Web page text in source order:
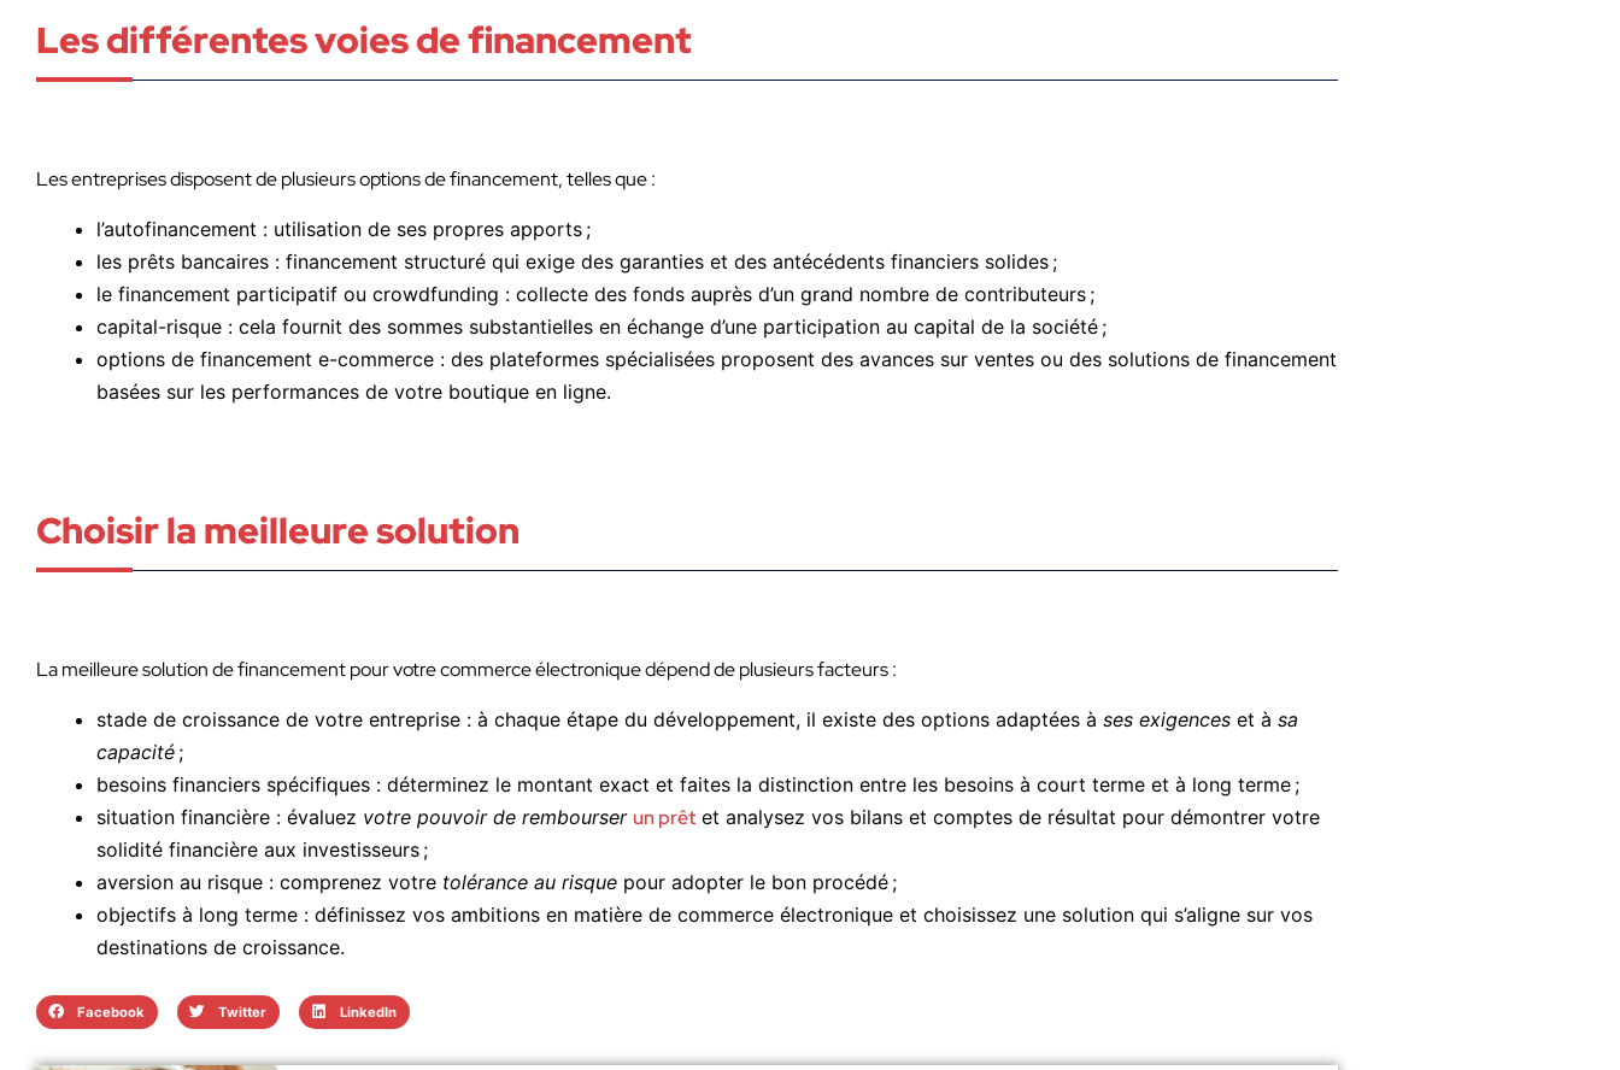
Les différentes voies de financement
Les entreprises disposent de plusieurs options de financement, telles que :
l’autofinancement : utilisation de ses propres apports ;
les prêts bancaires : financement structuré qui exige des garanties et des antécédents financiers solides ;
le financement participatif ou crowdfunding : collecte des fonds auprès d’un grand nombre de contributeurs ;
capital-risque : cela fournit des sommes substantielles en échange d’une participation au capital de la société ;
options de financement e-commerce : des plateformes spécialisées proposent des avances sur ventes ou des solutions de financement
basées sur les performances de votre boutique en ligne.
Choisir la meilleure solution
La meilleure solution de financement pour votre commerce électronique dépend de plusieurs facteurs :
stade de croissance de votre entreprise : à chaque étape du développement, il existe des options adaptées à ses exigences et à sa
capacité ;
besoins financiers spécifiques : déterminez le montant exact et faites la distinction entre les besoins à court terme et à long terme ;
situation financière : évaluez votre pouvoir de rembourser un prêt et analysez vos bilans et comptes de résultat pour démontrer votre
solidité financière aux investisseurs ;
aversion au risque : comprenez votre tolérance au risque pour adopter le bon procédé ;
objectifs à long terme : définissez vos ambitions en matière de commerce électronique et choisissez une solution qui s’aligne sur vos
destinations de croissance.
Facebook Twitter LinkedIn